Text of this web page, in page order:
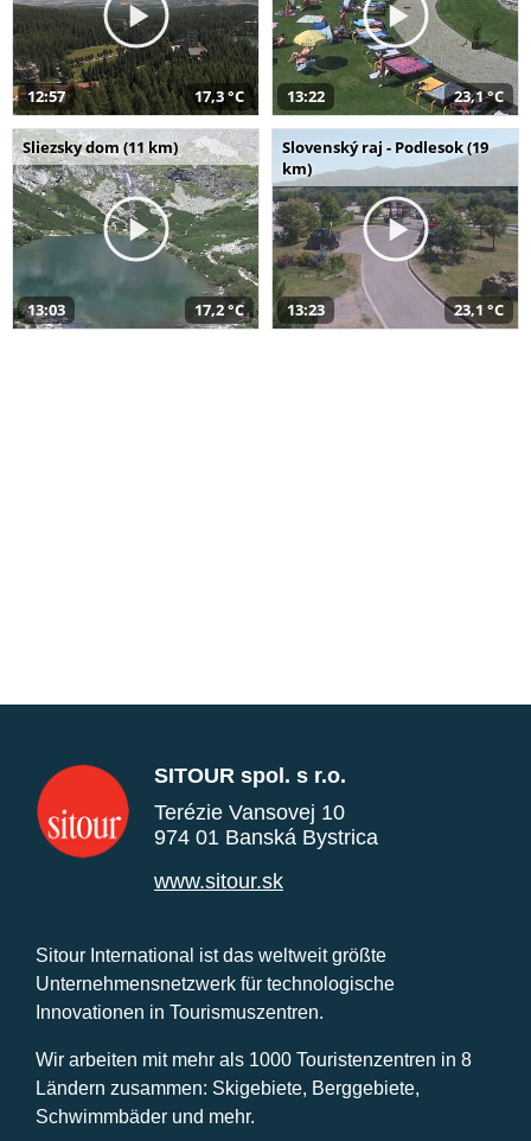
12:57 17,3 °C 13:22 23,1 °C
Sliezsky dom (11 km)
13:03 17,2 °C
Slovenský raj - Podlesok (19
km)
13:23 23,1 °C
SITOUR spol. s r.o.
Terézie Vansovej 10
974 01 Banská Bystrica
www.sitour.sk
Sitour International ist das weltweit größte
Unternehmensnetzwerk für technologische
Innovationen in Tourismuszentren.
Wir arbeiten mit mehr als 1000 Touristenzentren in 8
Ländern zusammen: Skigebiete, Berggebiete,
Schwimmbäder und mehr.